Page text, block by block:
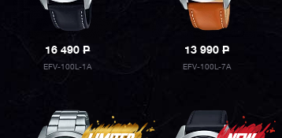
16 490P
EFV-100L-1A
13 990 P
EFV-100L-7A